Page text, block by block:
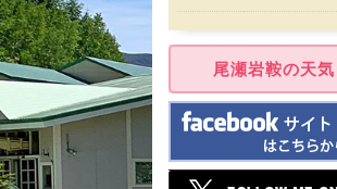
尾瀬岩鞍の天気